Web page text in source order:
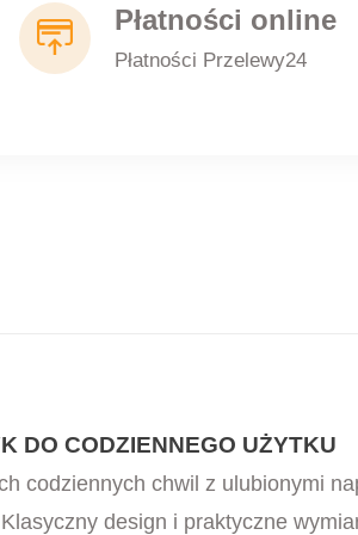
Płatności online
Płatności Przelewy24
DO CODZIENNEGO UŻYTKU
codziennych chwil z ulubionymi
design i praktyczne